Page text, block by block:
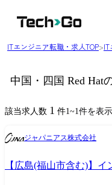
ITエンジニア転職・求人TOP>
中国・四国 Red Hat
該当求人数 1 件1~1件を表示
ジャパニアス株式会社
【広島(福山市含む)】